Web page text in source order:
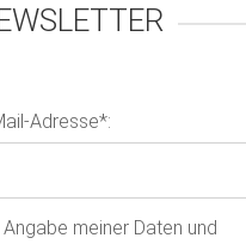
Adresse*:
Angabe meiner Daten und